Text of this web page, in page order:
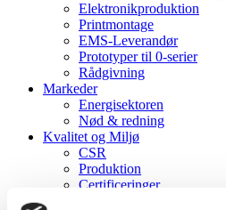
Elektronikproduktion
Printmontage
EMS-Leverandør
Prototyper til 0-serier
Rådgivning
Markeder
Energisektoren
Nød & redning
Kvalitet og Miljø
CSR
Produktion
Certificeringer
Om os